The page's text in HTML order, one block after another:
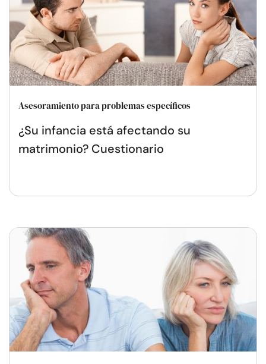
Asesoramiento para problemas específicos
¿Su infancia está afectando su
matrimonio? Cuestionario